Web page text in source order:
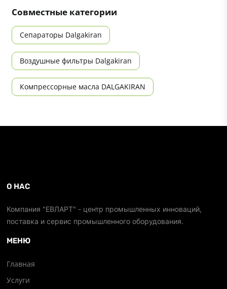
Совместные категории
Сепараторы Dalgakiran
Воздушные фильтры Dalgakiran
Компрессорные масла DALGAKIRAN
О НАС
Компания "ЕВЛАРТ" - центр промышленных инноваций,
поставка и сервис промышленного оборудования.
МЕНЮ
Главная
Услуги